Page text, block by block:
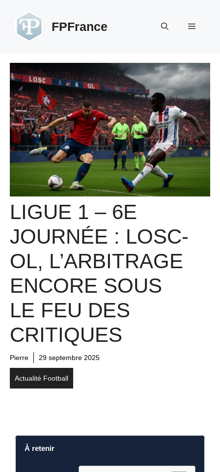
contenu
FPFrance Menu
LIGUE 1 – 6E
JOURNÉE : LOSC-
OL, L’ARBITRAGE
ENCORE SOUS
LE FEU DES
CRITIQUES
Pierre 29 septembre 2025
Actualité Football
À retenir